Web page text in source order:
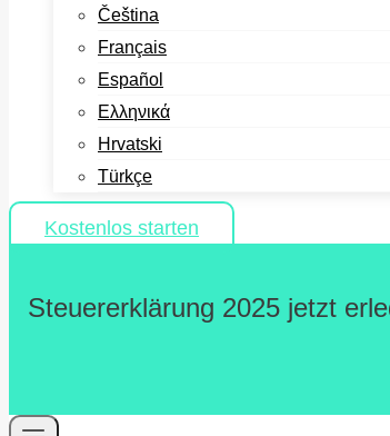
Čeština
Français
Español
Ελληνικά
Hrvatski
Türkçe
Kostenlos starten
Steuererklärung 2025 jetzt